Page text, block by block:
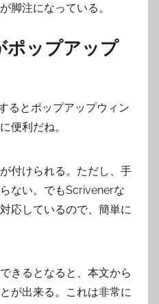
脚注になっている。
ポップアップ
るとポップアップウィン
便利だね。
付けられる。ただし、手
ない。でもScrivenerな
応しているので、簡単に
きるとなると、本文から
が出来る。これは非常に